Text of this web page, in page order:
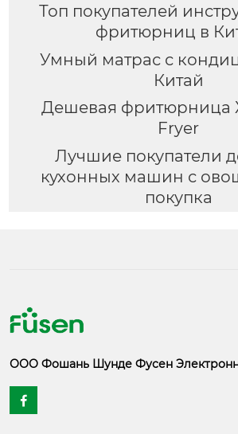
Топ покупателей
фритюрниц в
Умный матрас с
Китай
Дешевая фритюрница
Fryer
Лучшие покупатели
кухонных машин с
покупка
ООО Фошань Шунде Фусен
